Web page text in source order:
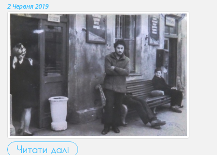
2 Червня 2019
Читати далі